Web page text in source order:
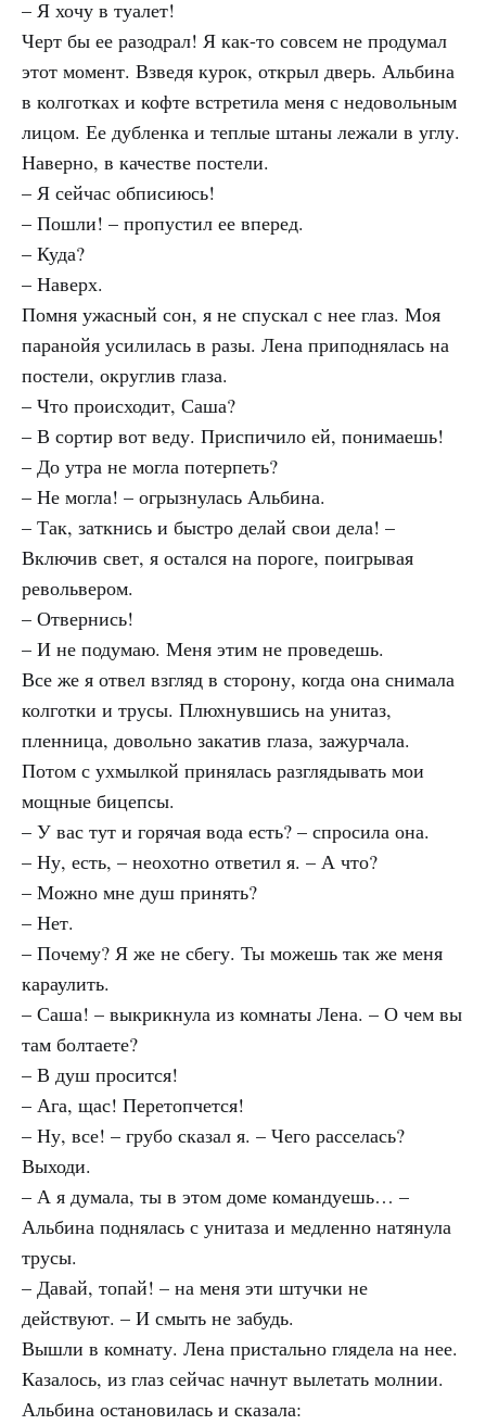
– Я хочу в туалет!
Черт бы ее разодрал! Я как-то совсем не продумал
этот момент. Взведя курок, открыл дверь. Альбина
в колготках и кофте встретила меня с недовольным
лицом. Ее дубленка и теплые штаны лежали в углу.
Наверно, в качестве постели.
– Я сейчас обписиюсь!
– Пошли! – пропустил ее вперед.
– Куда?
– Наверх.
Помня ужасный сон, я не спускал с нее глаз. Моя
паранойя усилилась в разы. Лена приподнялась на
постели, округлив глаза.
– Что происходит, Саша?
– В сортир вот веду. Приспичило ей, понимаешь!
– До утра не могла потерпеть?
– Не могла! – огрызнулась Альбина.
– Так, заткнись и быстро делай свои дела! –
Включив свет, я остался на пороге, поигрывая
револьвером.
– Отвернись!
– И не подумаю. Меня этим не проведешь.
Все же я отвел взгляд в сторону, когда она снимала
колготки и трусы. Плюхнувшись на унитаз,
пленница, довольно закатив глаза, зажурчала.
Потом с ухмылкой принялась разглядывать мои
мощные бицепсы.
– У вас тут и горячая вода есть? – спросила она.
– Ну, есть, – неохотно ответил я. – А что?
– Можно мне душ принять?
– Нет.
– Почему? Я же не сбегу. Ты можешь так же меня
караулить.
– Саша! – выкрикнула из комнаты Лена. – О чем вы
там болтаете?
– В душ просится!
– Ага, щас! Перетопчется!
– Ну, все! – грубо сказал я. – Чего расселась?
Выходи.
– А я думала, ты в этом доме командуешь… –
Альбина поднялась с унитаза и медленно натянула
трусы.
– Давай, топай! – на меня эти штучки не
действуют. – И смыть не забудь.
Вышли в комнату. Лена пристально глядела на нее.
Казалось, из глаз сейчас начнут вылетать молнии.
Альбина остановилась и сказала: